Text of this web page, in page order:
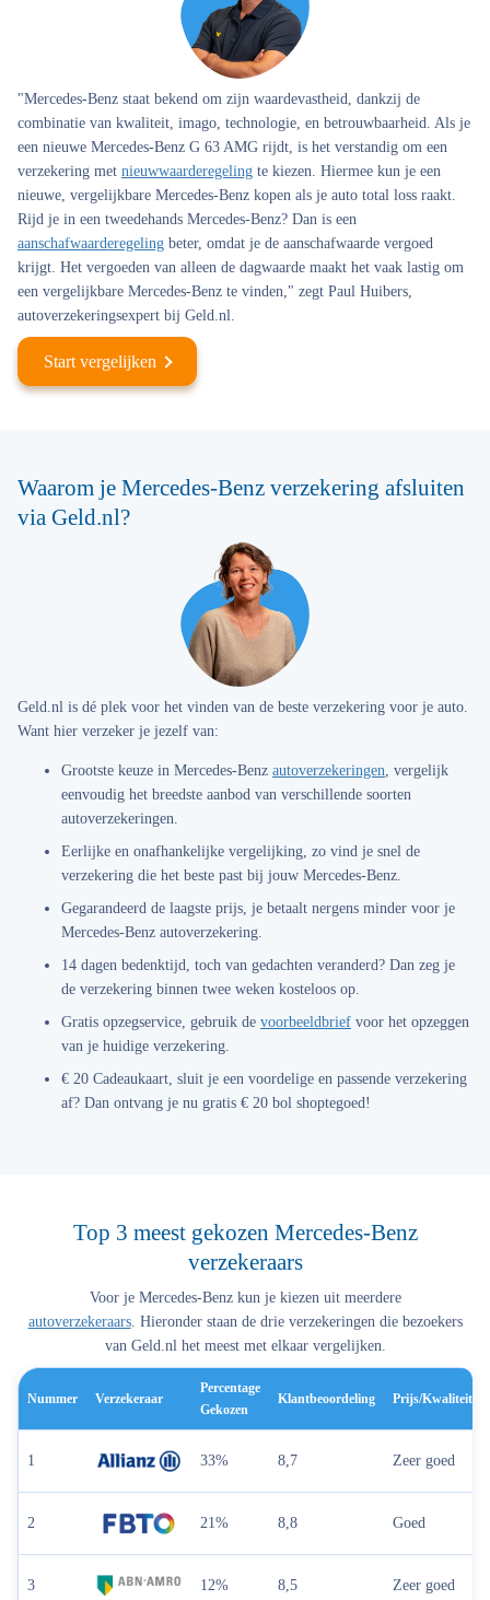
"Mercedes-Benz staat bekend om zijn waardevastheid, dankzij de
combinatie van kwaliteit, imago, technologie, en betrouwbaarheid. Als je
een nieuwe Mercedes-Benz G 63 AMG rijdt, is het verstandig om een
verzekering met nieuwwaarderegeling te kiezen. Hiermee kun je een
nieuwe, vergelijkbare Mercedes-Benz kopen als je auto total loss raakt.
Rijd je in een tweedehands Mercedes-Benz? Dan is een
aanschafwaarderegeling beter, omdat je de aanschafwaarde vergoed
krijgt. Het vergoeden van alleen de dagwaarde maakt het vaak lastig om
een vergelijkbare Mercedes-Benz te vinden," zegt Paul Huibers,
autoverzekeringsexpert bij Geld.nl.
Start vergelijken
Waarom je Mercedes-Benz verzekering afsluiten
via Geld.nl?
Geld.nl is dé plek voor het vinden van de beste verzekering voor je auto.
Want hier verzeker je jezelf van:
Grootste keuze in Mercedes-Benz autoverzekeringen, vergelijk
eenvoudig het breedste aanbod van verschillende soorten
autoverzekeringen.
Eerlijke en onafhankelijke vergelijking, zo vind je snel de
verzekering die het beste past bij jouw Mercedes-Benz.
Gegarandeerd de laagste prijs, je betaalt nergens minder voor je
Mercedes-Benz autoverzekering.
14 dagen bedenktijd, toch van gedachten veranderd? Dan zeg je
de verzekering binnen twee weken kosteloos op.
Gratis opzegservice, gebruik de voorbeeldbrief voor het opzeggen
van je huidige verzekering.
€ 20 Cadeaukaart, sluit je een voordelige en passende verzekering
af? Dan ontvang je nu gratis € 20 bol shoptegoed!
Top 3 meest gekozen Mercedes-Benz
verzekeraars
Voor je Mercedes-Benz kun je kiezen uit meerdere
autoverzekeraars. Hieronder staan de drie verzekeringen die bezoekers
van Geld.nl het meest met elkaar vergelijken.
Nummer Verzekeraar
Percentage
Gekozen
Klantbeoordeling Prijs/kwaliteit
1 33% 8,7 Zeer goed
2 21% 8,8 Goed
3 12% 8,5 Zeer goed